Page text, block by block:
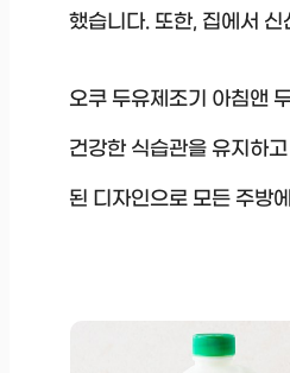
했습니다. 또한, 집에서
오쿠 두유제조기 아침앤
건강한 식습관을 유지하
된 디자인으로 모든 주방